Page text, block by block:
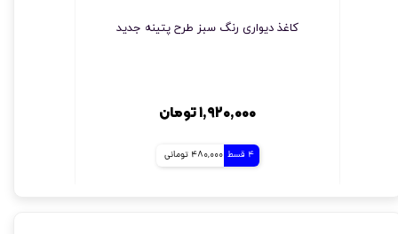
کاغذ دیواری رنگ سبز طرح پتینه جدید
۱,۹۲۰,۰۰۰ تومان
4 قسط 480,000 تومانی